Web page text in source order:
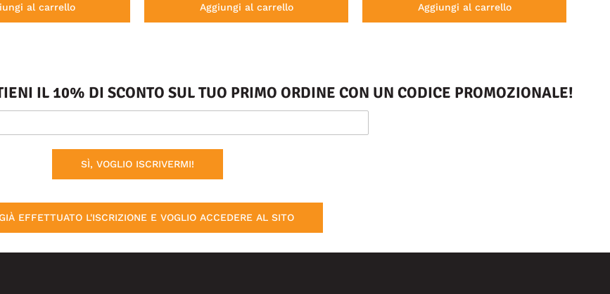
al carrello Aggiungi al carrello Aggiungi al carrello
IL 10% DI SCONTO SUL TUO PRIMO ORDINE CON UN CODICE PROMOZIONALE!
SÌ, VOGLIO ISCRIVERMI!
EFFETTUATO L'ISCRIZIONE E VOGLIO ACCEDERE AL SITO